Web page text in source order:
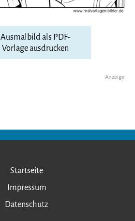
Ausmalbild als PDF-
Vorlage ausdrucken
Anzeige
Startseite
Impressum
Datenschutz